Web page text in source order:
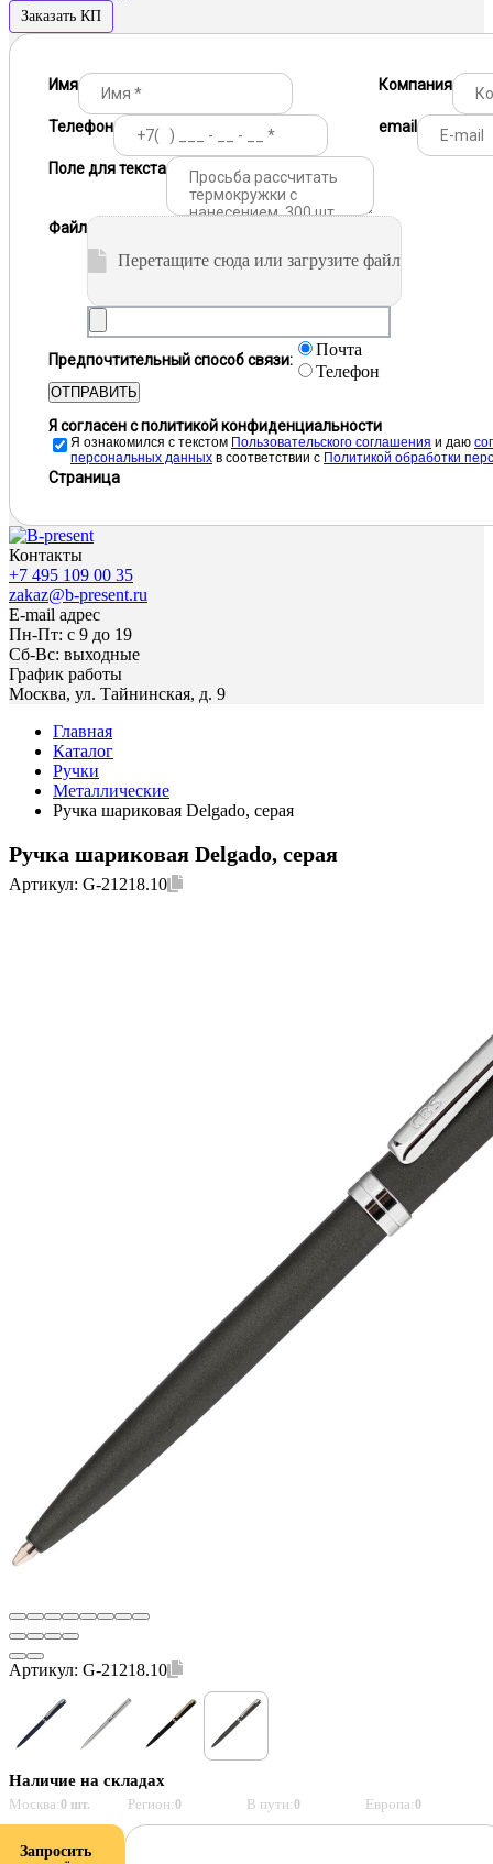
Заказать КП
Имя Компания
Телефон email
Поле для текста
Файл
Перетащите сюда или загрузите файл
Предпочтительный способ связи:
Почта
Телефон
ОТПРАВИТЬ
Я согласен с политикой конфиденциальности
Я ознакомился с текстом Пользовательского соглашения и даю
персональных данных в соответствии с Политикой обработки
Страница
Контакты
+7 495 109 00 35
zakaz@b-present.ru
E-mail адрес
Пн-Пт: с 9 до 19
Сб-Вс: выходные
График работы
Москва, ул. Тайнинская, д. 9
Главная
Каталог
Ручки
Металлические
Ручка шариковая Delgado, серая
Ручка шариковая Delgado, серая
Артикул: G-21218.10
Артикул: G-21218.10
Наличие на складах
Москва:0 шт. Регион:0 В пути:0 Европа:0
Запросить